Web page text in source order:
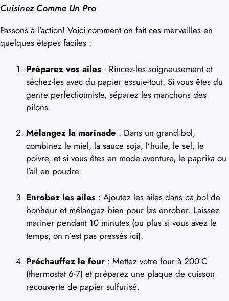
Cuisinez Comme Un Pro
Passons à l’action! Voici comment on fait ces merveilles en
quelques étapes faciles :
Préparez vos ailes : Rincez-les soigneusement et
séchez-les avec du papier essuie-tout. Si vous êtes du
genre perfectionniste, séparez les manchons des
pilons.
Mélangez la marinade : Dans un grand bol,
combinez le miel, la sauce soja, l’huile, le sel, le
poivre, et si vous êtes en mode aventure, le paprika ou
l’ail en poudre.
Enrobez les ailes : Ajoutez les ailes dans ce bol de
bonheur et mélangez bien pour les enrober. Laissez
mariner pendant 10 minutes (ou plus si vous avez le
temps, on n’est pas pressés ici).
Préchauffez le four : Mettez votre four à 200°C
(thermostat 6-7) et préparez une plaque de cuisson
recouverte de papier sulfurisé.